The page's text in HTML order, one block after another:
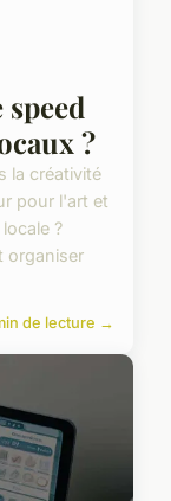
?
la créativité
pour l'art et
?
organiser
de lecture →